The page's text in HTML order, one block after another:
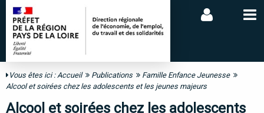
Vous êtes ici :Accueil Publications
Famille Enfance Jeunesse
Alcool et soirées chez les adolescents et les jeunes majeurs
Alcool et soirées chez les adolescents